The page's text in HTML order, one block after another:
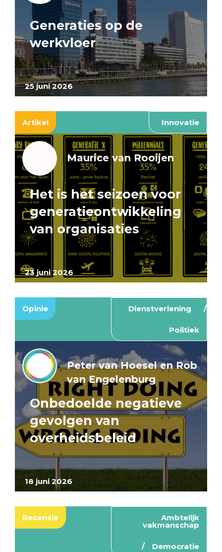
25 juni 2026
Generaties op de
werkvloer
Artikel Innovatie
23 juni 2026
Maurice van Rooijen
Het is het seizoen voor
generatieontwikkeling
van organisaties
Opinie Dienstverlening
Politiek
18 juni 2026
Peter van Hoesel en Rob
van Engelenburg
Onbedoelde negatieve
gevolgen van
overheidsbeleid
Recensie Ambtelijk
vakmanschap
Democratie